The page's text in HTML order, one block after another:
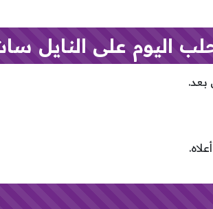
اليوم على النايل